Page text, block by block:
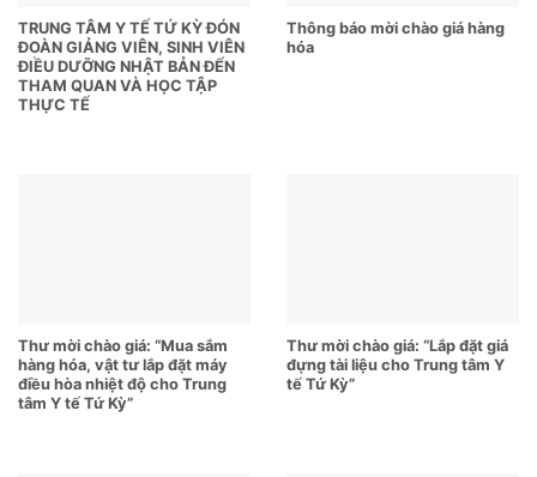
TRUNG TÂM Y TẾ TỨ KỲ ĐÓN
ĐOÀN GIẢNG VIÊN, SINH VIÊN
ĐIỀU DƯỠNG NHẬT BẢN ĐẾN
THAM QUAN VÀ HỌC TẬP
THỰC TẾ
Thông báo mời chào giá hàng
hóa
Thư mời chào giá: “Mua sắm
hàng hóa, vật tư lắp đặt máy
điều hòa nhiệt độ cho Trung
tâm Y tế Tứ Kỳ”
Thư mời chào giá: “Lắp đặt giá
đựng tài liệu cho Trung tâm Y
tế Tứ Kỳ”